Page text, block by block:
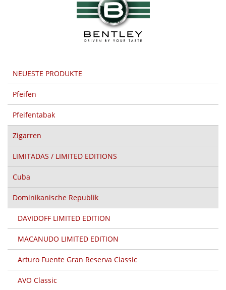
NEUESTE PRODUKTE
Pfeifen
Pfeifentabak
Zigarren
LIMITADAS / LIMITED EDITIONS
Cuba
Dominikanische Republik
DAVIDOFF LIMITED EDITION
MACANUDO LIMITED EDITION
Arturo Fuente Gran Reserva Classic
AVO Classic